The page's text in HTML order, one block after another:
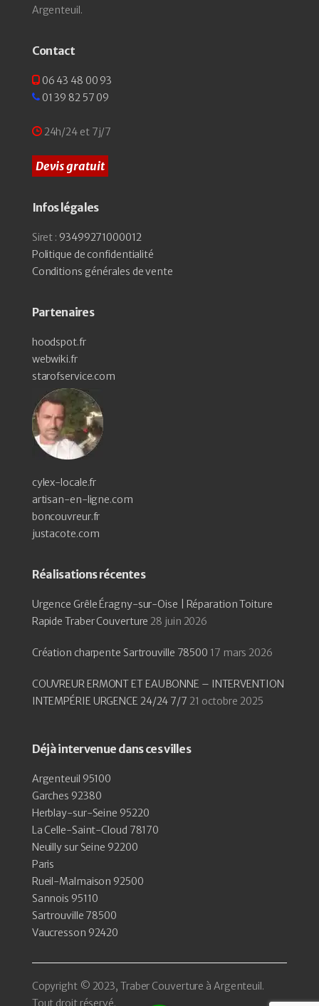
Argenteuil.
Contact
06 43 48 00 93
01 39 82 57 09
24h/24 et 7j/7
Devis gratuit
Infos légales
Siret : 93499271000012
Politique de confidentialité
Conditions générales de vente
Partenaires
hoodspot.fr
webwiki.fr
starofservice.com
cylex-locale.fr
artisan-en-ligne.com
boncouvreur.fr
justacote.com
Réalisations récentes
Urgence Grêle Éragny-sur-Oise | Réparation Toiture
Rapide Traber Couverture 28 juin 2026
Création charpente Sartrouville 78500 17 mars 2026
COUVREUR ERMONT ET EAUBONNE – INTERVENTION
INTEMPÉRIE URGENCE 24/24 7/7 21 octobre 2025
Déjà intervenue dans ces villes
Argenteuil 95100
Garches 92380
Herblay-sur-Seine 95220
La Celle-Saint-Cloud 78170
Neuilly sur Seine 92200
Paris
Rueil-Malmaison 92500
Sannois 95110
Sartrouville 78500
Vaucresson 92420
Copyright © 2023, Traber Couverture à Argenteuil.
Tout droit réservé.